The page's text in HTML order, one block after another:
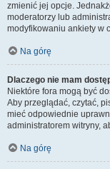
zmienić jej opcje.
moderatorzy lub
modyfikowaniu ankiety w
Na górę
Dlaczego nie mam
Niektóre fora mogą być
Aby przeglądać, czytać,
mieć odpowiednie
administratorem witryny,
Na górę